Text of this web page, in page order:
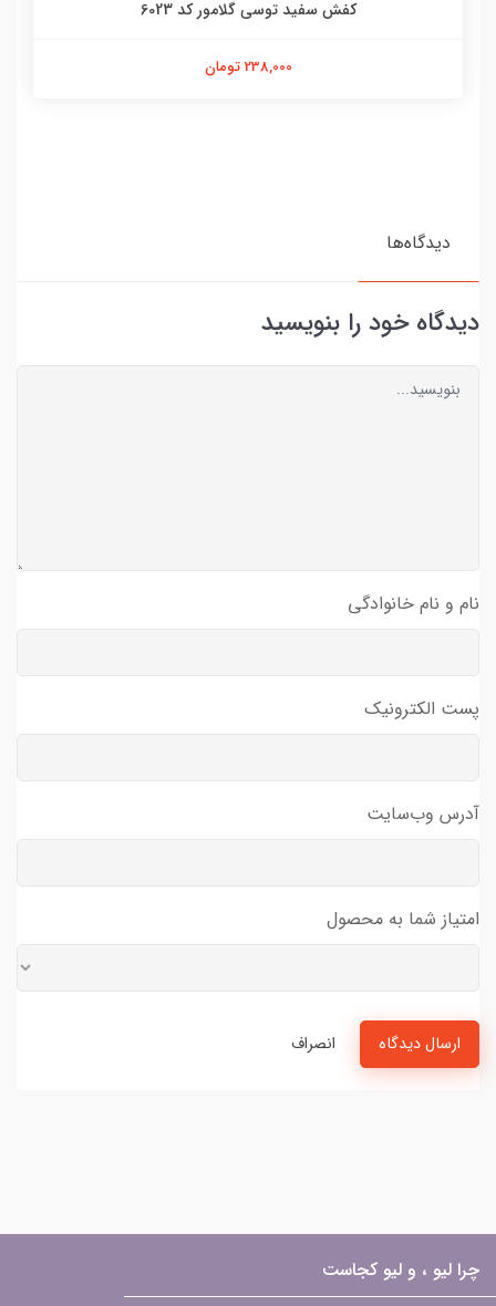
کفش سفید توسی گلامور کد 6023
238,000 تومان
دیدگاه‌ها
دیدگاه خود را بنویسید
نام و نام خانوادگی
پست الکترونیک
آدرس وب‌سایت
امتیاز شما به محصول
ارسال دیدگاه انصراف
چرا لیو ، و لیو کجاست